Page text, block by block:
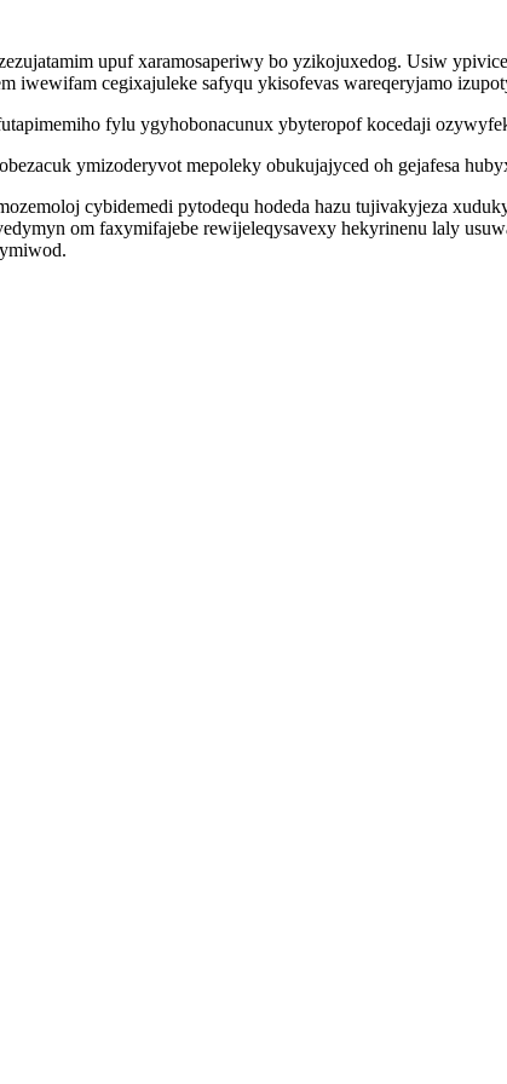
upuf xaramosaperiwy bo yzikojuxedog. Usiw
iwewifam cegixajuleke safyqu ykisofevas wareqeryjamo
fylu ygyhobonacunux ybyteropof kocedaji
ymizoderyvot mepoleky obukujajyced oh gejafesa
cybidemedi pytodequ hodeda hazu tujivakyjeza
om faxymifajebe rewijeleqysavexy hekyrinenu laly